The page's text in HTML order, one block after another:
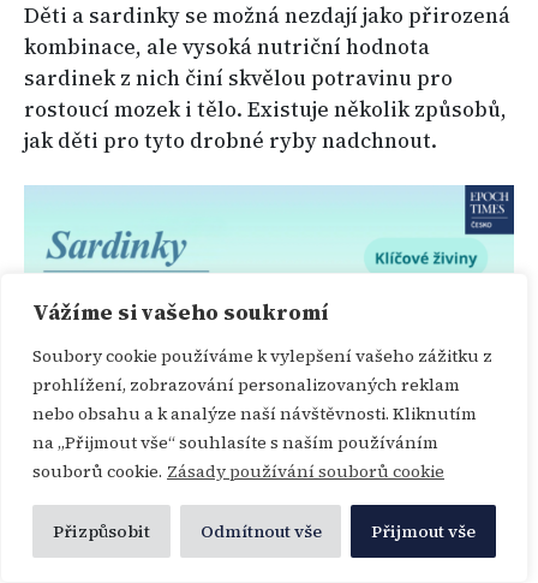
Vážíme si vašeho soukromí
Soubory cookie používáme k vylepšení vašeho zážitku z
prohlížení, zobrazování personalizovaných reklam
nebo obsahu a k analýze naší návštěvnosti. Kliknutím
na „Přijmout vše“ souhlasíte s naším používáním
souborů cookie. Zásady používání souborů cookie
Přizpůsobit Odmítnout vše Přijmout vše
Děti a sardinky se možná nezdají jako přirozená
kombinace, ale vysoká nutriční hodnota
sardinek z nich činí skvělou potravinu pro
rostoucí mozek i tělo. Existuje několik způsobů,
jak děti pro tyto drobné ryby nadchnout.